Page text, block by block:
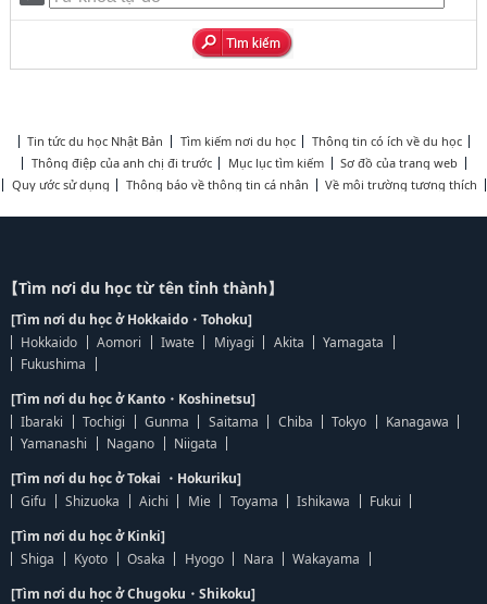
Tin tức du học Nhật Bản Tìm kiếm nơi du học
Thông tin có ích về du học
Thông điệp của anh chị đi trước
Mục lục tìm kiếm
Sơ đồ của trang web
Quy ước sử dụng
Thông báo về thông tin cá nhân Về môi trường tương thích
【Tìm nơi du học từ tên tỉnh thành】
[Tìm nơi du học ở Hokkaido・Tohoku]
Hokkaido
Aomori Iwate Miyagi Akita
Yamagata
Fukushima
[Tìm nơi du học ở Kanto・Koshinetsu]
Ibaraki
Tochigi Gunma Saitama Chiba Tokyo
Kanagawa
Yamanashi
Nagano
Niigata
[Tìm nơi du học ở Tokai ・Hokuriku]
Gifu
Shizuoka Aichi Mie Toyama Ishikawa
Fukui
[Tìm nơi du học ở Kinki]
Shiga
Kyoto Osaka Hyogo Nara
Wakayama
[Tìm nơi du học ở Chugoku・Shikoku]